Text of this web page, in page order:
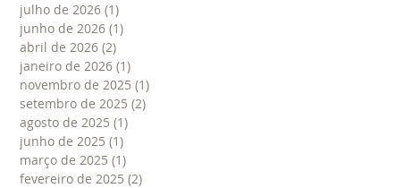
julho de 2026 (1)
junho de 2026 (1)
abril de 2026 (2)
janeiro de 2026 (1)
novembro de 2025 (1)
setembro de 2025 (2)
agosto de 2025 (1)
junho de 2025 (1)
março de 2025 (1)
fevereiro de 2025 (2)